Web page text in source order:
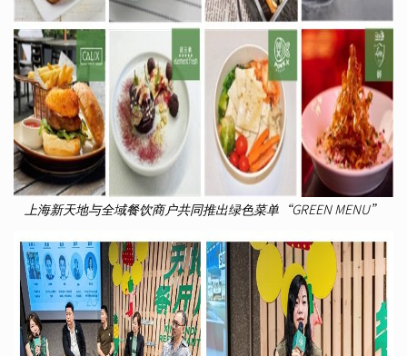
上海新天地与全域餐饮商户共同推出绿色菜单“GREEN MENU”